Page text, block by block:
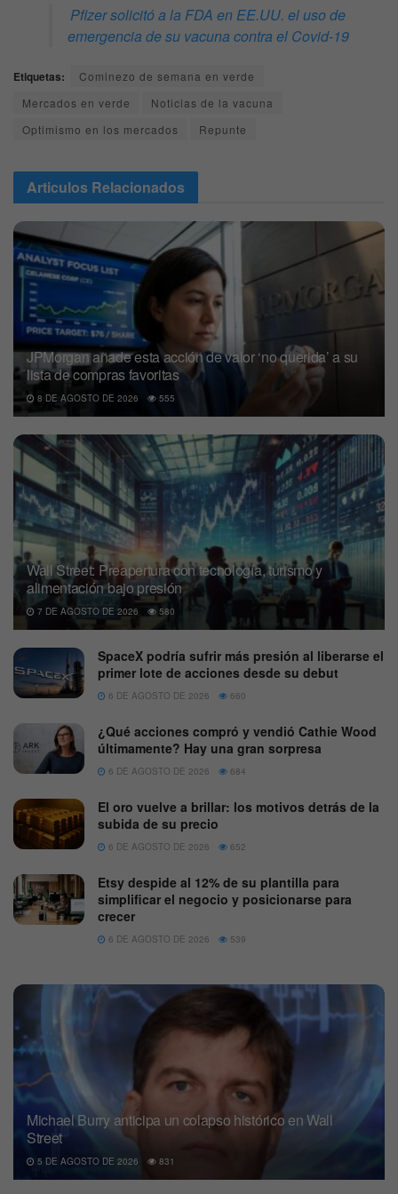
Pfizer solicitó a la FDA en EE.UU. el uso de
emergencia de su vacuna contra el Covid-19
Etiquetas:
Cominezo de semana en verde
Mercados en verde
Noticias de la vacuna
Optimismo en los mercados
Repunte
Articulos Relacionados
JPMorgan añade esta acción de valor ‘no querida’ a su
lista de compras favoritas
8 DE AGOSTO DE 2026 555
Wall Street: Preapertura con tecnología, turismo y
alimentación bajo presión
7 DE AGOSTO DE 2026 580
SpaceX podría sufrir más presión al liberarse el
primer lote de acciones desde su debut
6 DE AGOSTO DE 2026 660
¿Qué acciones compró y vendió Cathie Wood
últimamente? Hay una gran sorpresa
6 DE AGOSTO DE 2026 684
El oro vuelve a brillar: los motivos detrás de la
subida de su precio
6 DE AGOSTO DE 2026 652
Etsy despide al 12% de su plantilla para
simplificar el negocio y posicionarse para
crecer
6 DE AGOSTO DE 2026 539
Michael Burry anticipa un colapso histórico en Wall
Street
5 DE AGOSTO DE 2026 831